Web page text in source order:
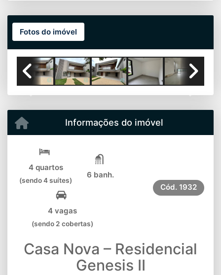
Fotos do imóvel
Informações do imóvel
4 quartos
(sendo 4 suítes)
6 banh.
4 vagas
(sendo 2 cobertas)
Cód. 1932
Casa Nova – Residencial
Genesis II